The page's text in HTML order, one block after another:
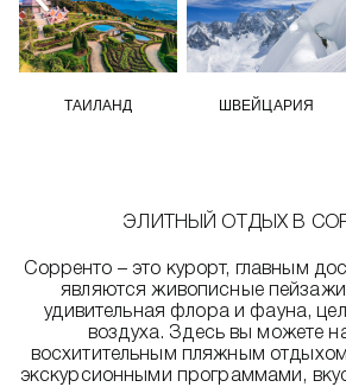
ТАИЛАНД ШВЕЙЦАРИЯ
ЭЛИТНЫЙ ОТДЫХ В
Сорренто – это курорт, главным
являются живописные
удивительная флора и фауна,
воздуха. Здесь вы можете
восхитительным пляжным
экскурсионными программами,